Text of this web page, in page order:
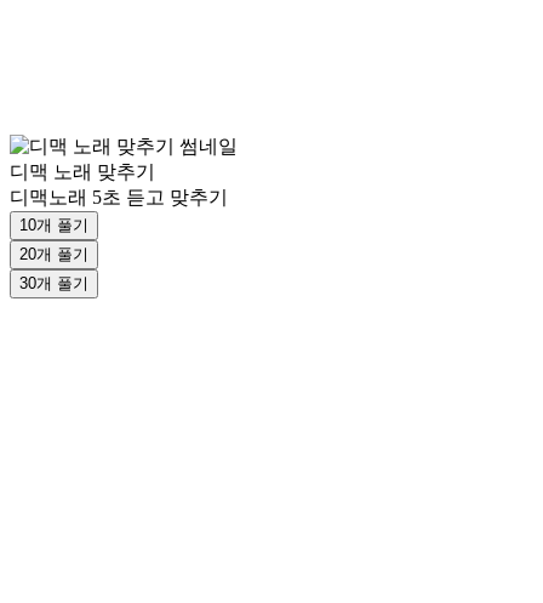
디맥 노래 맞추기
디맥노래 5초 듣고 맞추기
10개 풀기
20개 풀기
30개 풀기